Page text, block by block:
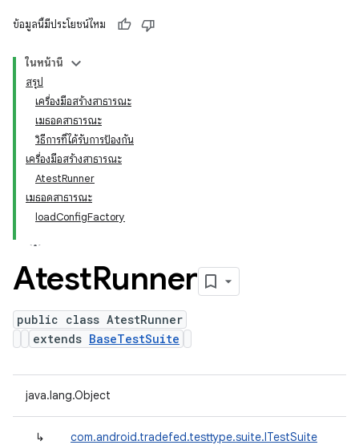
ข้อมูลนี้มีประโยชน์ไหม
ในหน้านี้
สรุป
เครื่องมือสร้างสาธารณะ
เมธอดสาธารณะ
วิธีการที่ได้รับการป้องกัน
เครื่องมือสร้างสาธารณะ
AtestRunner
เมธอดสาธารณะ
loadConfigFactory
AtestRunner
public class AtestRunner
extends BaseTestSuite
java.lang.Object
↳ com.android.tradefed.testtype.suite.ITestSuite